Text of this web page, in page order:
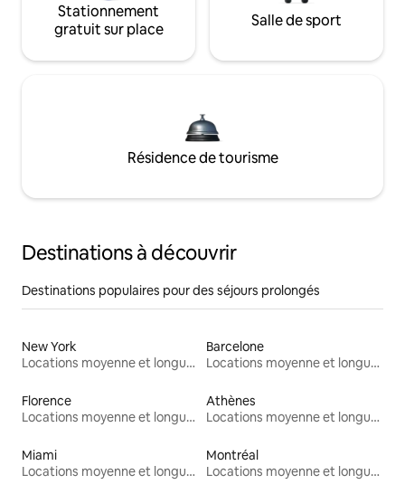
Stationnement
gratuit sur place
Salle de sport
Résidence de tourisme
Destinations à découvrir
Destinations populaires pour des séjours prolongés
New York
Locations moyenne et longue durée
Barcelone
Locations moyenne et longue durée
Florence
Locations moyenne et longue durée
Athènes
Locations moyenne et longue durée
Miami
Locations moyenne et longue durée
Montréal
Locations moyenne et longue durée